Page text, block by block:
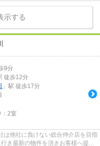
示する
9分
徒歩12分
」駅 徒歩17分
2室
は他社に負けない総合仲介店を目指
き最新の物件を頂きお客様へ提供